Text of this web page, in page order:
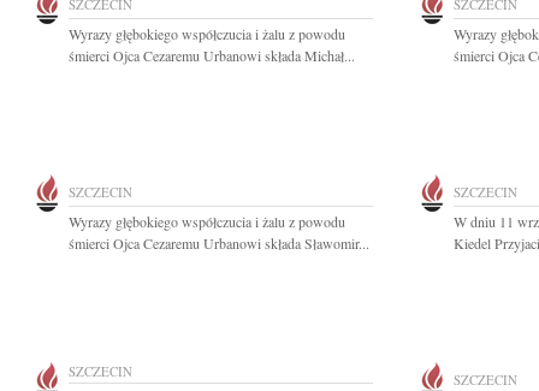
SZCZECIN
Wyrazy głębokiego współczucia i żalu z powodu
śmierci Ojca Cezaremu Urbanowi składa Michał...
SZCZECIN
Wyrazy
śmierci Ojca
SZCZECIN
Wyrazy głębokiego współczucia i żalu z powodu
śmierci Ojca Cezaremu Urbanowi składa Sławomir...
SZCZECIN
W dniu 11
Kiedel
SZCZECIN SZCZECIN